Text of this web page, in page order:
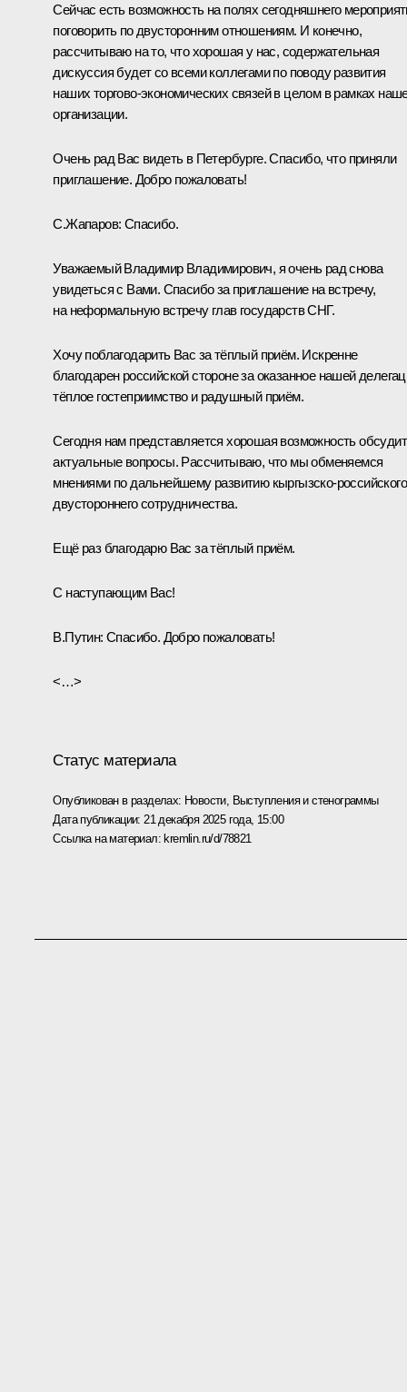
Сейчас есть возможность на полях сегодняшнего
поговорить по двусторонним отношениям. И конечно,
рассчитываю на то, что хорошая у нас, содержательная
дискуссия будет со всеми коллегами по поводу развития
наших торгово-экономических связей в целом в рамках
организации.
Очень рад Вас видеть в Петербурге. Спасибо, что приняли
приглашение. Добро пожаловать!
С.Жапаров: Спасибо.
Уважаемый Владимир Владимирович, я очень рад снова
увидеться с Вами. Спасибо за приглашение на встречу,
на неформальную встречу глав государств СНГ.
Хочу поблагодарить Вас за тёплый приём. Искренне
благодарен российской стороне за оказанное нашей
тёплое гостеприимство и радушный приём.
Сегодня нам представляется хорошая возможность
актуальные вопросы. Рассчитываю, что мы обменяемся
мнениями по дальнейшему развитию кыргызско-российского
двустороннего сотрудничества.
Ещё раз благодарю Вас за тёплый приём.
С наступающим Вас!
В.Путин: Спасибо. Добро пожаловать!
<…>
Статус материала
Опубликован в разделах: Новости, Выступления и стенограммы
Дата публикации: 21 декабря 2025 года, 15:00
Ссылка на материал: kremlin.ru/d/78821